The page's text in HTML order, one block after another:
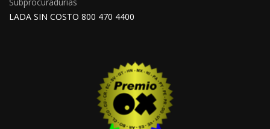
LADA SIN COSTO 800 470 4400